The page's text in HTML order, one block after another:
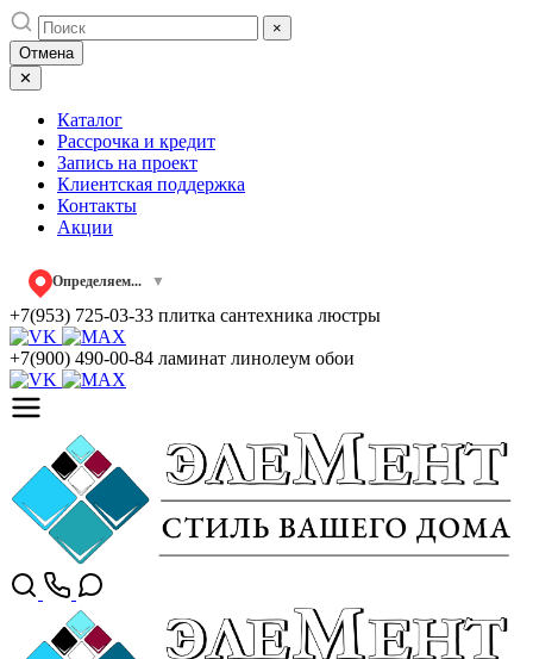
Skip
to
content
×
Отмена
✕
Каталог
Рассрочка и кредит
Запись на проект
Клиентская поддержка
Контакты
Акции
Определяем... ▼
+7(953) 725-03-33 плитка сантехника люстры
+7(900) 490-00-84 ламинат линолеум обои